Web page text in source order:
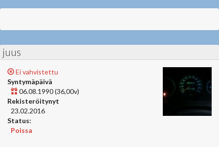
juus
Ei vahvistettu
Syntymäpäivä
06.08.1990 (36,00v)
Rekisteröitynyt
23.02.2016
Status:
Poissa